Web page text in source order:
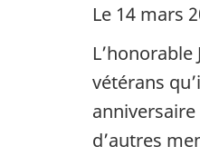
Le 14 mars
vétérans
d’autres